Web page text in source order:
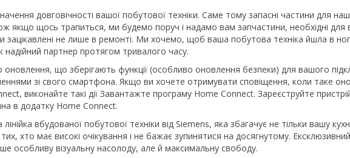
довговічності вашої побутової техніки. Саме тому запасні частини для
якщо щось трапиться, ми будемо поруч і надамо вам запчастини, необхідні для
зацікавлені не лише в ремонті. Ми хочемо, щоб ваша побутова техніка йшла в
надійний партнер протягом тривалого часу.
оновлення, що зберігають функції (особливо оновлення безпеки) для вашого
зі свого смартфона. Якщо ви хочете отримувати сповіщення, коли таке
виконайте такі дії Завантажте програму Home Connect. Зареєструйте
в додатку Home Connect.
лінійка вбудованої побутової техніки від Siemens, яка збагачує не тільки вашу
хто має високі очікування і не бажає зупинятися на досягнутому. Ексклюзивний
особливу візуальну насолоду, але й максимальну свободу.